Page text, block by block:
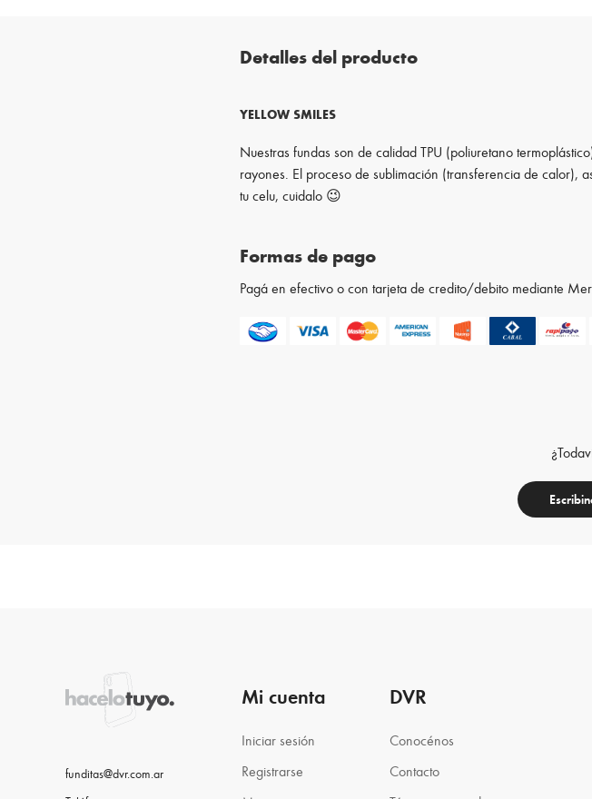
Detalles del producto
YELLOW SMILES
Nuestras fundas son de calidad TPU (poliuretano
rayones. El proceso de sublimación (transferencia de calor),
tu celu, cuidalo 😉
Formas de pago
Pagá en efectivo o con tarjeta de credito/debito mediante
funditas@dvr.com.ar
Mi cuenta
Iniciar sesión
Registrarse
DVR
Conocénos
Contacto